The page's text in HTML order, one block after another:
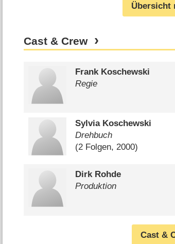
Übersicht
Cast & Crew
Frank Koschewski
Regie
Sylvia Koschewski
Drehbuch
(2 Folgen, 2000)
Dirk Rohde
Produktion
Cast &